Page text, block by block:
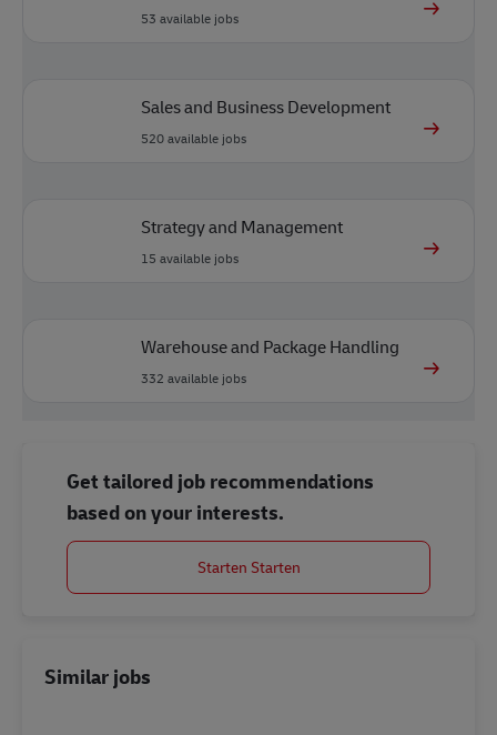
53 available jobs
Sales and Business Development
520available jobs
Strategy and Management
15 available jobs
Warehouse and Package Handling
332 available jobs
Get tailored job recommendations
based on your interests.
Starten Starten
Similar jobs